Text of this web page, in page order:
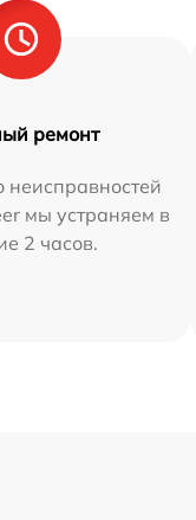
ремонт
неисправностей
мы устраняем в
2 часов.